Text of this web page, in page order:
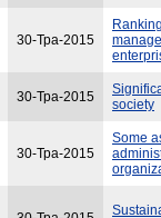
30-Тра-2015
30-Тра-2015
society
30-Тра-2015
Some